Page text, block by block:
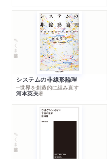
ちくま学芸文庫
システムの非線形論理
─世界を創造的に組み直す
河本英夫著
ちくま学芸文庫